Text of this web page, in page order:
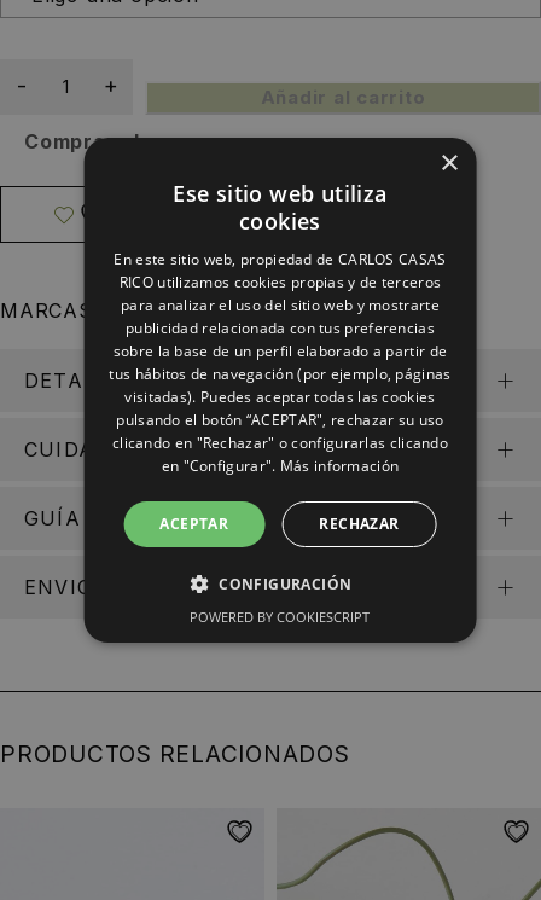
Añadir al carrito
Comprar ahora
MARCAS: Colección Glitter
DETALLES
CUIDA TUS JOYAS +
GUÍA DE TAMAÑOS
ENVIOS
PRODUCTOS RELACIONADOS
×
Ese sitio web utiliza
cookies
En este sitio web, propiedad de CARLOS CASAS
RICO utilizamos cookies propias y de terceros
para analizar el uso del sitio web y mostrarte
publicidad relacionada con tus preferencias
sobre la base de un perfil elaborado a partir de
tus hábitos de navegación (por ejemplo, páginas
visitadas). Puedes aceptar todas las cookies
pulsando el botón “ACEPTAR", rechazar su uso
clicando en "Rechazar" o configurarlas clicando
en "Configurar". Más información
ACEPTAR RECHAZAR
CONFIGURACIÓN
POWERED BY COOKIESCRIPT